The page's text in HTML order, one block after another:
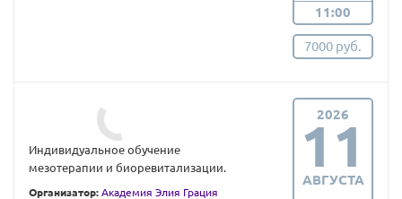
11:00
7000 руб.
Индивидуальное обучение
мезотерапии и биоревитализации.
Организатор: Академия Элия Грация
2026
11
АВГУСТА